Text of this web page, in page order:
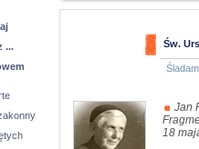
...
Św.
Jan
18